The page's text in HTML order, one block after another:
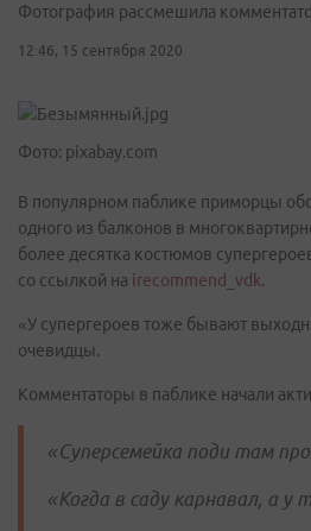
Фотография рассмешила
12:46, 15 сентября 2020
Фото: pixabay.com
В популярном паблике приморцы
одного из балконов в
более десятка костюмов
со ссылкой на irecommend_vdk.
«У супергероев тоже бывают
очевидцы.
Комментаторы в паблике начали
«Суперсемейка поди там
«Когда в саду карнавал, а у